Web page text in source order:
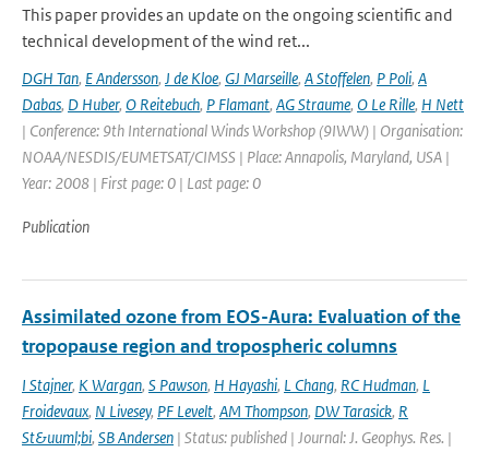
This paper provides an update on the ongoing scientific and
technical development of the wind ret...
DGH Tan, E Andersson, J de Kloe, GJ Marseille, A Stoffelen, P Poli, A
Dabas, D Huber, O Reitebuch, P Flamant, AG Straume, O Le Rille, H Nett
| Conference: 9th International Winds Workshop (9IWW) | Organisation:
NOAA/NESDIS/EUMETSAT/CIMSS | Place: Annapolis, Maryland, USA |
Year: 2008 | First page: 0 | Last page: 0
Publication
Assimilated ozone from EOS-Aura: Evaluation of the
tropopause region and tropospheric columns
I Stajner, K Wargan, S Pawson, H Hayashi, L Chang, RC Hudman, L
Froidevaux, N Livesey, PF Levelt, AM Thompson, DW Tarasick, R
St&uuml;bi, SB Andersen | Status: published | Journal: J. Geophys. Res. |